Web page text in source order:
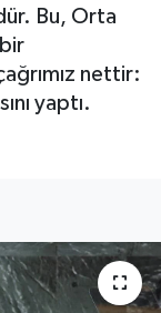
Bu, Orta
nettir:
yaptı.